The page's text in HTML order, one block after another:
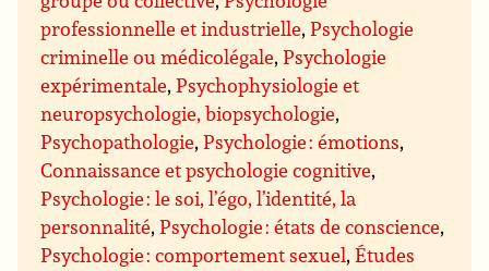
professionnelle et industrielle,Psychologie
criminelle ou médicolégale,Psychologie
expérimentale,Psychophysiologie et
neuropsychologie, biopsychologie,
Psychopathologie,Psychologie : émotions,
Connaissance et psychologie cognitive,
Psychologie : le soi, l’égo, l’identité, la
personnalité,Psychologie : états de conscience,
Psychologie : comportement sexuel,Études